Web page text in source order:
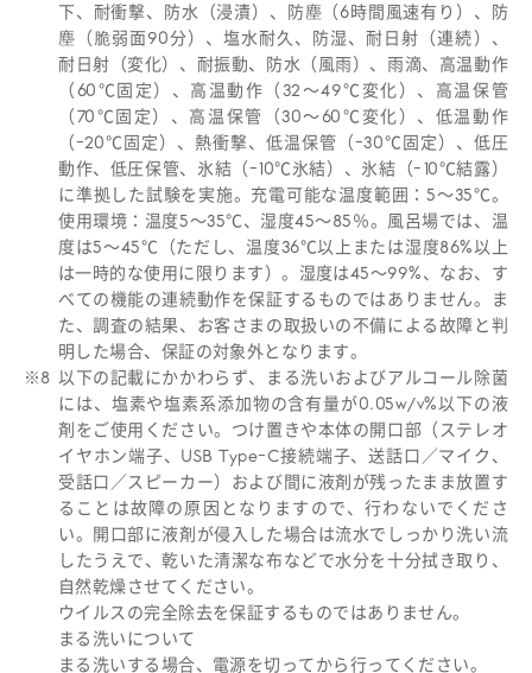
下、耐衝撃、防水（浸漬）、防塵（6時間風速有り）、防
塵（脆弱面90分）、塩水耐久、防湿、耐日射（連続）、
耐日射（変化）、耐振動、防水（風雨）、雨滴、高温動作
（60℃固定）、高温動作（32～49℃変化）、高温保管
（70℃固定）、高温保管（30～60℃変化）、低温動作
（-20℃固定）、熱衝撃、低温保管（-30℃固定）、低圧
動作、低圧保管、氷結（-10℃氷結）、氷結（-10℃結露）
に準拠した試験を実施。充電可能な温度範囲：5～35℃。
使用環境：温度5～35℃、湿度45～85％。風呂場では、温
度は5～45℃（ただし、温度36℃以上または湿度86%以上
は一時的な使用に限ります）。湿度は45～99%、なお、す
べての機能の連続動作を保証するものではありません。ま
た、調査の結果、お客さまの取扱いの不備による故障と判
明した場合、保証の対象外となります。
※8 以下の記載にかかわらず、まる洗いおよびアルコール除菌
には、塩素や塩素系添加物の含有量が0.05w/v%以下の液
剤をご使用ください。つけ置きや本体の開口部（ステレオ
イヤホン端子、USB Type-C接続端子、送話口／マイク、
受話口／スピーカー）および間に液剤が残ったまま放置す
ることは故障の原因となりますので、行わないでくださ
い。開口部に液剤が侵入した場合は流水でしっかり洗い流
したうえで、乾いた清潔な布などで水分を十分拭き取り、
自然乾燥させてください。
ウイルスの完全除去を保証するものではありません。
まる洗いについて
まる洗いする場合、電源を切ってから行ってください。